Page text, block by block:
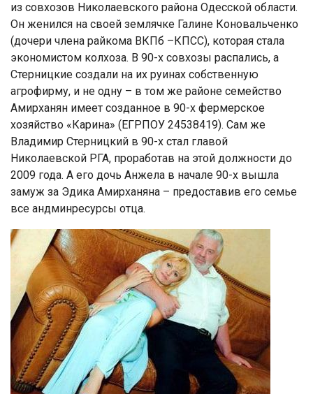
из совхозов Николаевского района Одесской области.
Он женился на своей землячке Галине Коновальченко
(дочери члена райкома ВКПб –КПСС), которая стала
экономистом колхоза. В 90-х совхозы распались, а
Стерницкие создали на их руинах собственную
агрофирму, и не одну – в том же районе семейство
Амирханян имеет созданное в 90-х фермерское
хозяйство «Карина» (ЕГРПОУ 24538419). Сам же
Владимир Стерницкий в 90-х стал главой
Николаевской РГА, проработав на этой должности до
2009 года. А его дочь Анжела в начале 90-х вышла
замуж за Эдика Амирханяна – предоставив его семье
все андминресурсы отца.